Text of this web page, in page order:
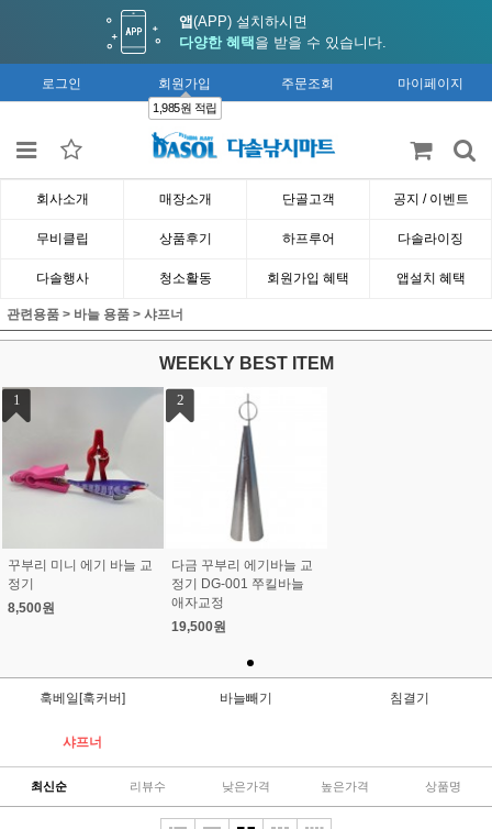
앱(APP) 설치하시면
다양한 혜택 을 받을 수 있습니다.
로그인 회원가입
1,985원 적립
주문조회 마이페이지
회사소개 매장소개 단골고객 공지 / 이벤트
무비클립 상품후기 하프루어 다솔라이징
다솔행사 청소활동 회원가입 혜택 앱설치 혜택
관련용품 > 바늘 용품 > 샤프너
WEEKLY BEST ITEM
1
꾸부리 미니 에기 바늘 교
정기
8,500원
2
다금 꾸부리 에기바늘 교
정기 DG-001 쭈킬바늘
애자교정
19,500원
훅베일[훅커버] 바늘빼기 침결기
샤프너
최신순 리뷰수 낮은가격 높은가격 상품명